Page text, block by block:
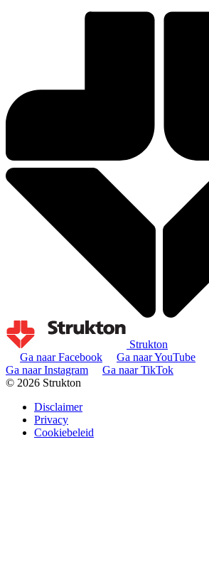
Strukton
Ga naar Facebook
Ga naar YouTube
Ga naar Instagram
Ga naar TikTok
© 2026 Strukton
Disclaimer
Privacy
Cookiebeleid